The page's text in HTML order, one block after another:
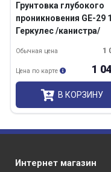
Грунтовка глубокого
проникновения GE-29
Геркулес /канистра/
1
Обычная цена
1
Цена по карте
В КОРЗИНУ
Интернет магазин